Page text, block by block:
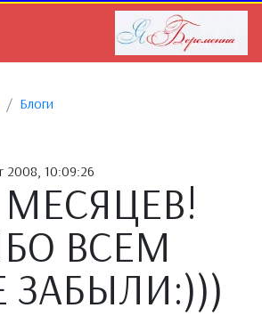
Блоги
2008, 10:09:26
ВСЕМ
ЗАБЫЛИ:)))